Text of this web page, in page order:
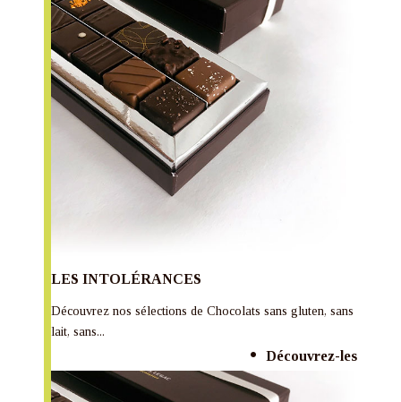
LES INTOLÉRANCES
Découvrez nos sélections de Chocolats sans gluten, sans
lait, sans...
Découvrez-les